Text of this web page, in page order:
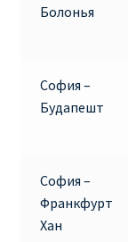
Акции RYANAIR
Барселона
БИЛЕТЫ
Болонья
София –
Будапешт
София –
Франкфурт
Хан